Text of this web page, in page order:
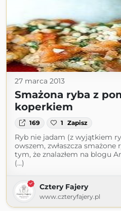
27 marca 2013
Smażona ryba z
koperkiem
169 1 Zapisz
Ryb nie jadam (z wyjątkiem
owszem, zwłaszcza
tym, że znalazłem na blogu
(...)
Cztery Fajery
www.czteryfajery.pl